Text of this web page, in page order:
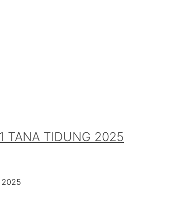
TANA TIDUNG 2025
2025